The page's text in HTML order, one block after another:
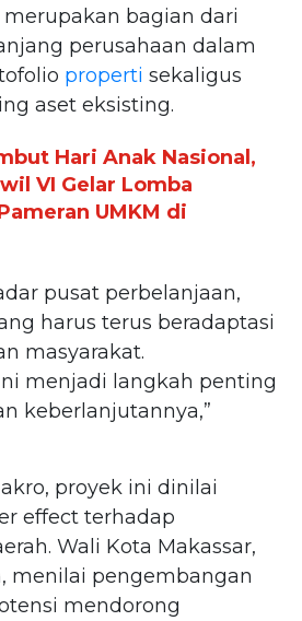
bagian dari
perusahaan dalam
properti sekaligus
aset eksisting.
Hari Anak Nasional,
VI Gelar Lomba
UMKM di
pusat perbelanjaan,
harus terus beradaptasi
masyarakat.
menjadi langkah penting
keberlanjutannya,”
proyek ini dinilai
effect terhadap
Wali Kota Makassar,
menilai pengembangan
mendorong